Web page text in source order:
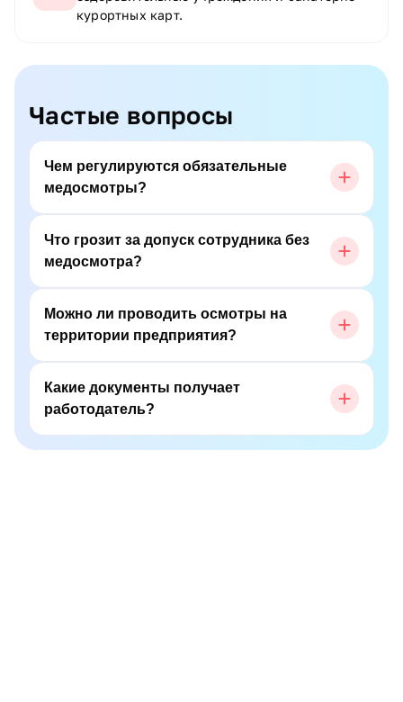
курортных карт.
Частые вопросы
Чем регулируются обязательные
медосмотры?
Что грозит за допуск сотрудника без
медосмотра?
Можно ли проводить осмотры на
территории предприятия?
Какие документы получает
работодатель?